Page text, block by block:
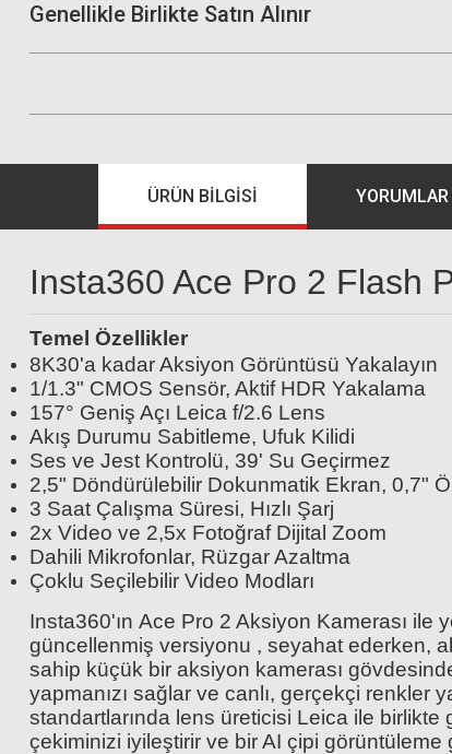
Genellikle Birlikte Satın Alınır
Insta360 114cm Invisible Selfie Stick
2.199,00 TL
Insta360 128GB
ÜRÜN BILGISI YORUMLAR
Insta360 Ace Pro 2 Flash
Temel Özellikler
8K30'a kadar Aksiyon Görüntüsü Yakalayın
1/1.3" CMOS Sensör, Aktif HDR Yakalama
157° Geniş Açı Leica f/2.6 Lens
Akış Durumu Sabitleme, Ufuk Kilidi
Ses ve Jest Kontrolü, 39' Su Geçirmez
2,5" Döndürülebilir Dokunmatik Ekran, 0,7"
3 Saat Çalışma Süresi, Hızlı Şarj
2x Video ve 2,5x Fotoğraf Dijital Zoom
Dahili Mikrofonlar, Rüzgar Azaltma
Çoklu Seçilebilir Video Modları
Insta360'ın Ace Pro 2 Aksiyon Kamerası ile
güncellenmiş versiyonu , seyahat ederken,
sahip küçük bir aksiyon kamerası
yapmanızı sağlar ve canlı, gerçekçi renkler
standartlarında lens üreticisi Leica ile birlikte
çekiminizi iyileştirir ve bir AI çipi görüntüleme